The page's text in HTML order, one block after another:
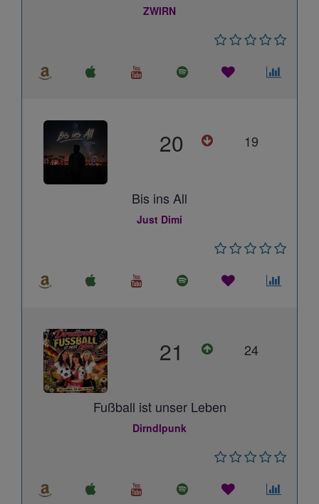
ZWIRN
20 19
Bis ins All
Just Dimi
21 24
Fußball ist unser Leben
Dirndlpunk